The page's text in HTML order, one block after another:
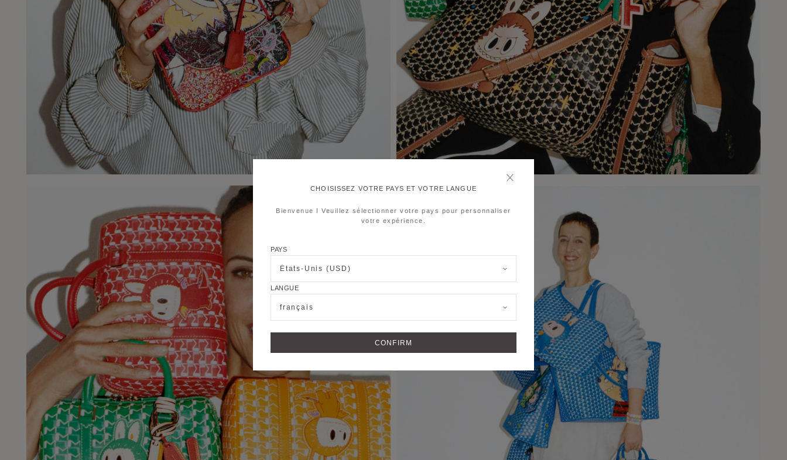
CHOISISSEZ VOTRE PAYS ET VOTRE LANGUE
Bienvenue ! Veuillez sélectionner votre pays pour personnaliser
votre expérience.
PAYS
États-Unis (USD)
LANGUE
français
CONFIRM